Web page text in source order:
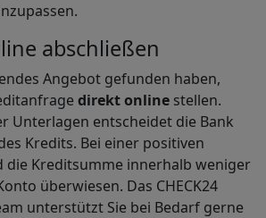
abschließen
Angebot gefunden haben,
direkt online stellen.
Unterlagen entscheidet die Bank
Kredits. Bei einer positiven
die Kreditsumme innerhalb weniger
überwiesen. Das CHECK24
unterstützt Sie bei Bedarf gerne